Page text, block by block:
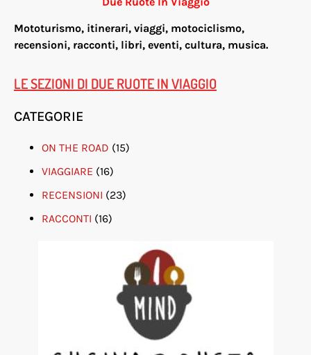
Mototurismo, itinerari, viaggi, motociclismo,
recensioni, racconti, libri, eventi, cultura, musica.
LE SEZIONI DI DUE RUOTE IN VIAGGIO
CATEGORIE
ON THE ROAD (15)
VIAGGIARE (16)
RECENSIONI (23)
RACCONTI (16)